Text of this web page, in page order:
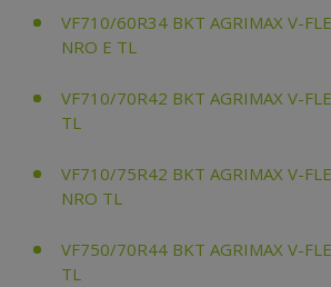
VF710/60R34 BKT AGRIMAX V-
NRO E TL
VF710/70R42 BKT AGRIMAX V-
TL
VF710/75R42 BKT AGRIMAX V-
NRO TL
VF750/70R44 BKT AGRIMAX V-
TL